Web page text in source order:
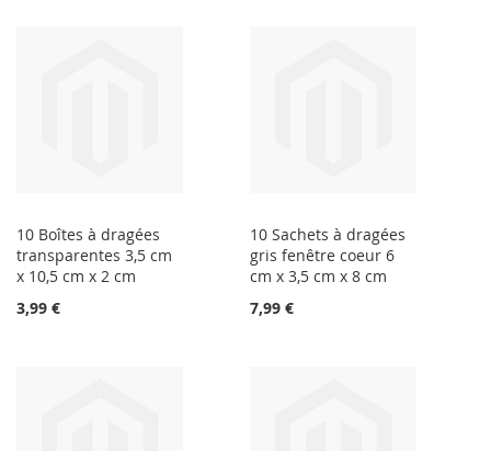
10 Boîtes à dragées
transparentes 3,5 cm
x 10,5 cm x 2 cm
3,99 €
10 Sachets à dragées
gris fenêtre coeur 6
cm x 3,5 cm x 8 cm
7,99 €